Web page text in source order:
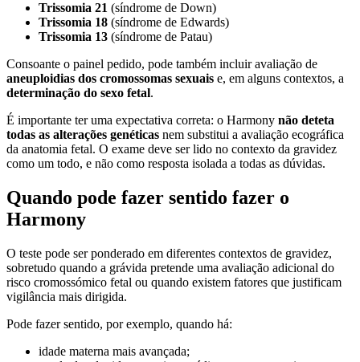
Trissomia 21 (síndrome de Down)
Trissomia 18 (síndrome de Edwards)
Trissomia 13 (síndrome de Patau)
Consoante o painel pedido, pode também incluir avaliação de
aneuploidias dos cromossomas sexuais e, em alguns contextos, a
determinação do sexo fetal.
É importante ter uma expectativa correta: o Harmony não deteta
todas as alterações genéticas nem substitui a avaliação ecográfica
da anatomia fetal. O exame deve ser lido no contexto da gravidez
como um todo, e não como resposta isolada a todas as dúvidas.
Quando pode fazer sentido fazer o
Harmony
O teste pode ser ponderado em diferentes contextos de gravidez,
sobretudo quando a grávida pretende uma avaliação adicional do
risco cromossómico fetal ou quando existem fatores que justificam
vigilância mais dirigida.
Pode fazer sentido, por exemplo, quando há:
idade materna mais avançada;